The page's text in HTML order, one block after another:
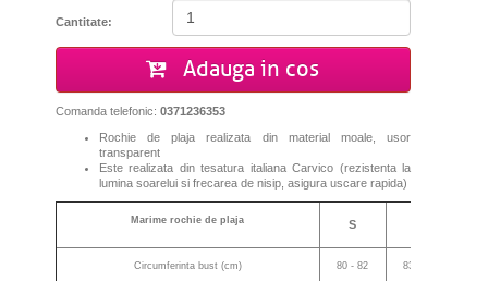
Cantitate:
Adauga in cos
Comanda telefonic: 0371236353
Rochie de plaja realizata din material moale, usor
transparent
Este realizata din tesatura italiana Carvico (rezistenta la
lumina soarelui si frecareade nisip, asigura uscare rapida)
Marime rochie de plaja S
Circumferinta bust (cm) 80 - 82 83 - 85